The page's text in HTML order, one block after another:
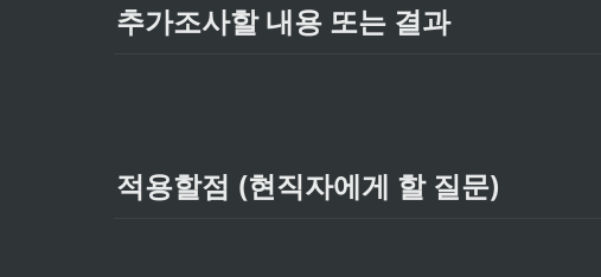
추가조사할 내용 또는 결과
적용할점 (현직자에게 할 질문)